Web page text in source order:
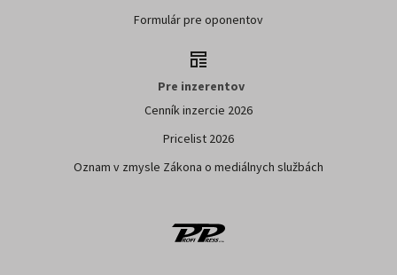
Formulár pre oponentov
Pre inzerentov
Cenník inzercie 2026
Pricelist 2026
Oznam v zmysle Zákona o mediálnych službách